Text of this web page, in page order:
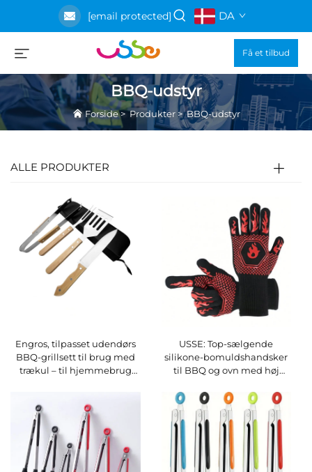
[email protected] DA
Få et tilbud
BBQ-udstyr
Forside>Produkter>BBQ-udstyr
ALLE PRODUKTER
Engros, tilpasset udendørs
BBQ-grillsett til brug med
trækul – til hjemmebrug
træhåndtag, spatula og
gaffel
USSE: Top-sælgende
silikone-bomuldshandsker
til BBQ og ovn med høj
ildfast varmeisolering og
LFGB-certificering